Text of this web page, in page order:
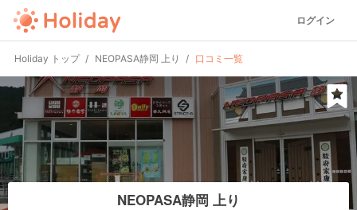
ログイン
Holiday トップ NEOPASA静岡 上り 口コミ一覧
NEOPASA静岡 上り